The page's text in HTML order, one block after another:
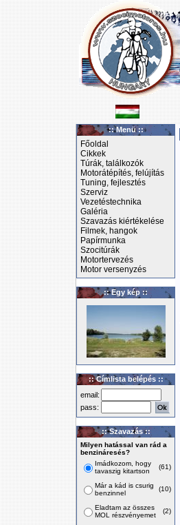
:: Menü ::
Főoldal
Cikkek
Túrák, találkozók
Motorátépítés, felújítás
Tuning, fejlesztés
Szerviz
Vezetéstechnika
Galéria
Szavazás kiértékelése
Filmek, hangok
Papírmunka
Szocitúrák
Motortervezés
Motor versenyzés
:: Egy kép ::
:: Címlista belépés ::
email:
pass:
:: Szavazás ::
Milyen hatással van rád a
benzináresés?
Imádkozom, hogy
tavaszig kitartson
(61)
Már a kád is csurig
benzinnel
(10)
Eladtam az összes
MOL részvényemet
(2)